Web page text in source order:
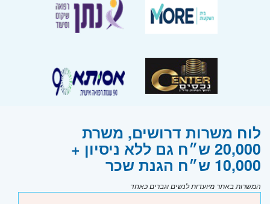
לוח משרות דרושים, משרת
20,000 ש״ח גם ללא ניסיון +
10,000 ש״ח הגנת שכר
המשרות באתר מיועדות לנשים וגברים כאחד